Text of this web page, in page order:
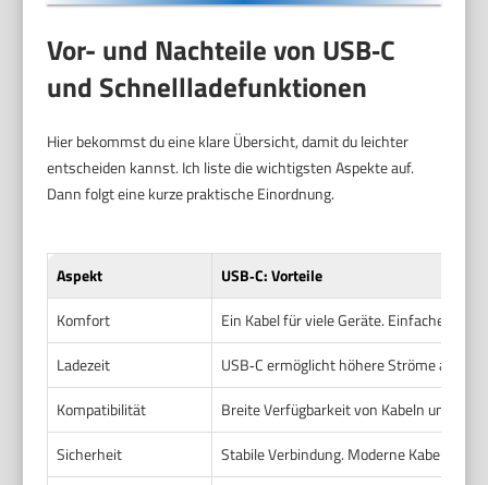
Vor- und Nachteile von USB‑C
und Schnellladefunktionen
Hier bekommst du eine klare Übersicht, damit du leichter
entscheiden kannst. Ich liste die wichtigsten Aspekte auf.
Dann folgt eine kurze praktische Einordnung.
Aspekt
USB‑C: Vorteile
Komfort
Ein Kabel für viele Geräte. Einfaches
Ladezeit
USB‑C ermöglicht höhere Ströme als
Kompatibilität
Breite Verfügbarkeit von Kabeln und
Sicherheit
Stabile Verbindung. Moderne Kabel sind